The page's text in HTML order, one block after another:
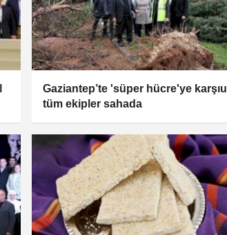
Gaziantep’te 'süper hücre'ye karşıu
tüm ekipler sahada